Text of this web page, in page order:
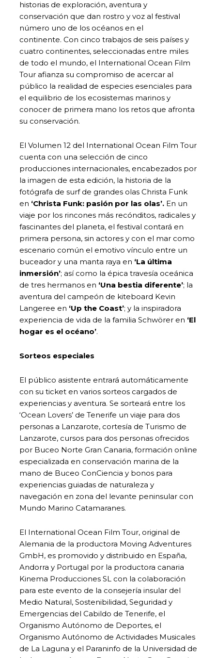
historias de exploración, aventura y
conservación que dan rostro y voz al festival
número uno de los océanos en el
continente. Con cinco trabajos de seis países y
cuatro continentes, seleccionadas entre miles
de todo el mundo, el International Ocean Film
Tour afianza su compromiso de acercar al
público la realidad de especies esenciales para
el equilibrio de los ecosistemas marinos y
conocer de primera mano los retos que afronta
su conservación.
El Volumen 12 del International Ocean Film Tour
cuenta con una selección de cinco
producciones internacionales, encabezados por
la imagen de esta edición, la historia de la
fotógrafa de surf de grandes olas Christa Funk
en ‘Christa Funk: pasión por las olas’. En un
viaje por los rincones más recónditos, radicales y
fascinantes del planeta, el festival contará en
primera persona, sin actores y con el mar como
escenario común el emotivo vínculo entre un
buceador y una manta raya en ‘La última
inmersión’; así como la épica travesía oceánica
de tres hermanos en ‘Una bestia diferente’; la
aventura del campeón de kiteboard Kevin
Langeree en ‘Up the Coast’; y la inspiradora
experiencia de vida de la familia Schwörer en ‘El
hogar es el océano’.
Sorteos especiales
El público asistente entrará automáticamente
con su ticket en varios sorteos cargados de
experiencias y aventura. Se sorteará entre los
‘Ocean Lovers’ de Tenerife un viaje para dos
personas a Lanzarote, cortesía de Turismo de
Lanzarote, cursos para dos personas ofrecidos
por Buceo Norte Gran Canaria, formación online
especializada en conservación marina de la
mano de Buceo ConCiencia y bonos para
experiencias guiadas de naturaleza y
navegación en zona del levante peninsular con
Mundo Marino Catamaranes.
El International Ocean Film Tour, original de
Alemania de la productora Moving Adventures
GmbH, es promovido y distribuido en España,
Andorra y Portugal por la productora canaria
Kinema Producciones SL con la colaboración
para este evento de la consejería insular del
Medio Natural, Sostenibilidad, Seguridad y
Emergencias del Cabildo de Tenerife, el
Organismo Autónomo de Deportes, el
Organismo Autónomo de Actividades Musicales
de La Laguna y el Paraninfo de la Universidad de